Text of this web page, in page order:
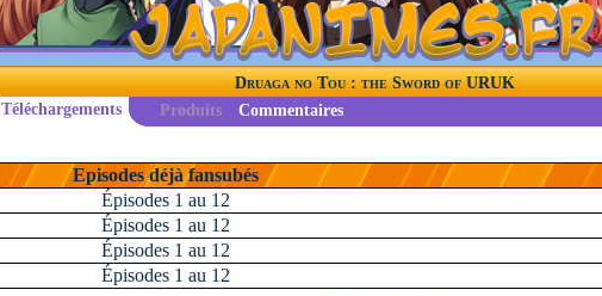
Druaga no Tou : the Sword of URUK
Téléchargements Produits Commentaires
Episodes déjà fansubés
Épisodes 1 au 12
Épisodes 1 au 12
Épisodes 1 au 12
Épisodes 1 au 12